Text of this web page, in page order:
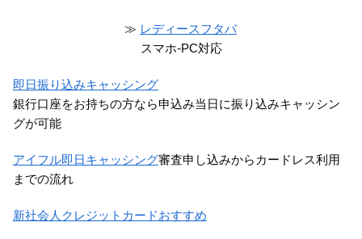
≫ レディースフタバ
スマホ-PC対応
即日振り込みキャッシング
銀行口座をお持ちの方なら申込み当日に振り込みキャッシン
グが可能
アイフル即日キャッシング審査申し込みからカードレス利用
までの流れ
新社会人クレジットカードおすすめ